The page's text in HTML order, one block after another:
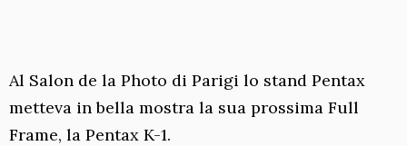
Al Salon de la Photo di Parigi lo stand Pentax
metteva in bella mostra la sua prossima Full
Frame, la Pentax K-1.